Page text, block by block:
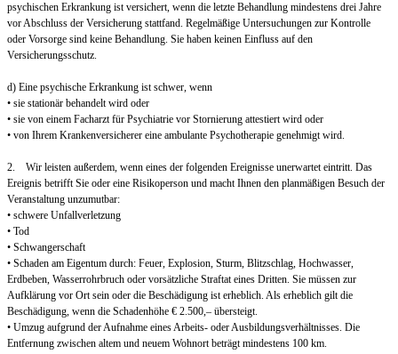
psychischen Erkrankung ist versichert, wenn die letzte Behandlung mindestens drei Jahre
vor Abschluss der Versicherung stattfand. Regelmäßige Untersuchungen zur Kontrolle
oder Vorsorge sind keine Behandlung. Sie haben keinen Einfluss auf den
Versicherungsschutz.
d) Eine psychische Erkrankung ist schwer, wenn
• sie stationär behandelt wird oder
• sie von einem Facharzt für Psychiatrie vor Stornierung attestiert wird oder
• von Ihrem Krankenversicherer eine ambulante Psychotherapie genehmigt wird.
2. Wir leisten außerdem, wenn eines der folgenden Ereignisse unerwartet eintritt. Das
Ereignis betrifft Sie oder eine Risikoperson und macht Ihnen den planmäßigen Besuch der
Veranstaltung unzumutbar:
• schwere Unfallverletzung
• Tod
• Schwangerschaft
• Schaden am Eigentum durch: Feuer, Explosion, Sturm, Blitzschlag, Hochwasser,
Erdbeben, Wasserrohrbruch oder vorsätzliche Straftat eines Dritten. Sie müssen zur
Aufklärung vor Ort sein oder die Beschädigung ist erheblich. Als erheblich gilt die
Beschädigung, wenn die Schadenhöhe € 2.500,– übersteigt.
• Umzug aufgrund der Aufnahme eines Arbeits- oder Ausbildungsverhältnisses. Die
Entfernung zwischen altem und neuem Wohnort beträgt mindestens 100 km.